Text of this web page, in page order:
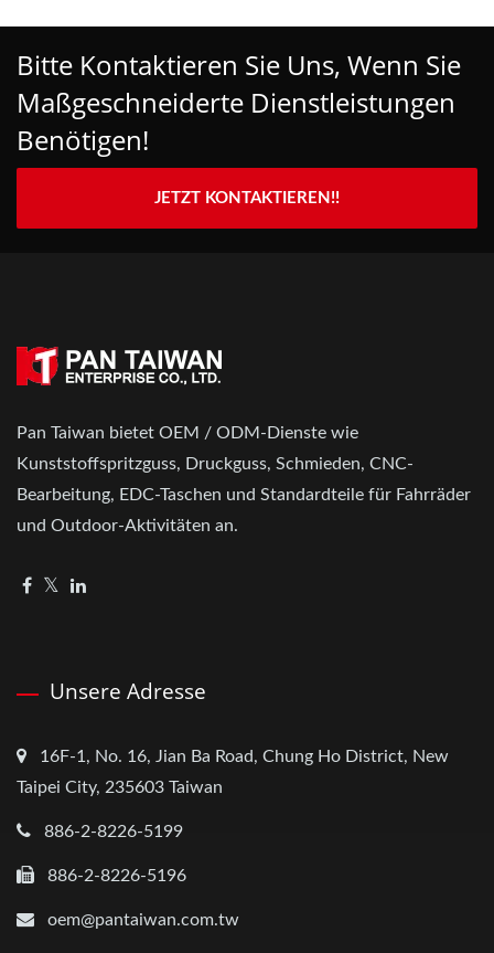
Bitte Kontaktieren Sie Uns, Wenn Sie
Maßgeschneiderte Dienstleistungen
Benötigen!
JETZT KONTAKTIEREN!!
Pan Taiwan bietet OEM / ODM-Dienste wie
Kunststoffspritzguss, Druckguss, Schmieden, CNC-
Bearbeitung, EDC-Taschen und Standardteile für Fahrräder
und Outdoor-Aktivitäten an.
Unsere Adresse
16F-1, No. 16, Jian Ba Road, Chung Ho District, New
Taipei City, 235603 Taiwan
886-2-8226-5199
886-2-8226-5196
oem@pantaiwan.com.tw